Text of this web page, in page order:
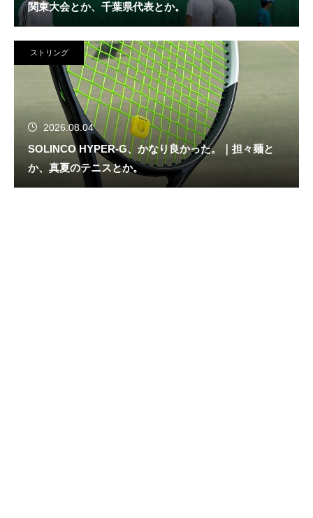
関東大会とか、千葉県代表とか。
ストリング
2026.08.04
SOLINCO HYPER-G、かなり良かった。｜担々麺と
か、真夏のテニスとか。